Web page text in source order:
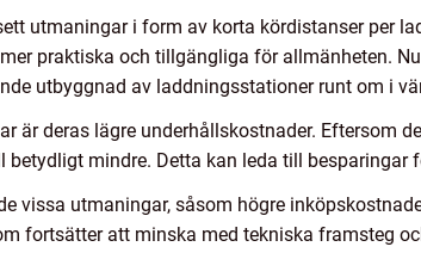
utmaningar i form av korta kördistanser per
praktiska och tillgängliga för allmänheten.
utbyggnad av laddningsstationer runt om i
är deras lägre underhållskostnader. Eftersom
betydligt mindre. Detta kan leda till
vissa utmaningar, såsom högre
fortsätter att minska med tekniska framsteg